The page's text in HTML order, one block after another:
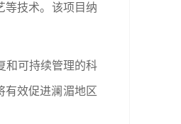
等技术。该项目纳
和可持续管理的科
有效促进澜湄地区